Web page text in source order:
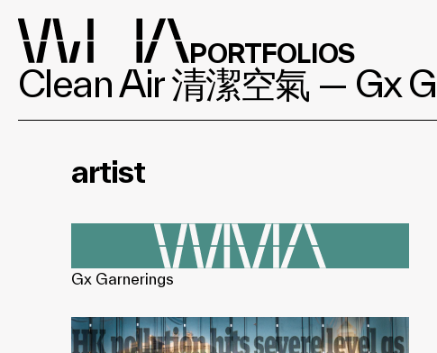
PORTFOLIOS
Clean Air 清潔空氣 — Gx
artist
Gx Garnerings